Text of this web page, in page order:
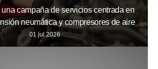
campaña de servicios centrada en
neumática y compresores de aire
01 jul 2026